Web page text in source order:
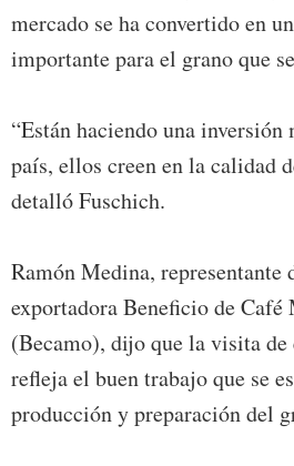
mercado se ha convertido en
importante para el grano que
“Están haciendo una
país, ellos creen en la calidad
detalló Fuschich.
Ramón Medina, representante
exportadora Beneficio de
(Becamo), dijo que la visita de
refleja el buen trabajo que se
producción y preparación del